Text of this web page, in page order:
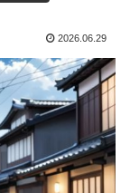
2026.06.29